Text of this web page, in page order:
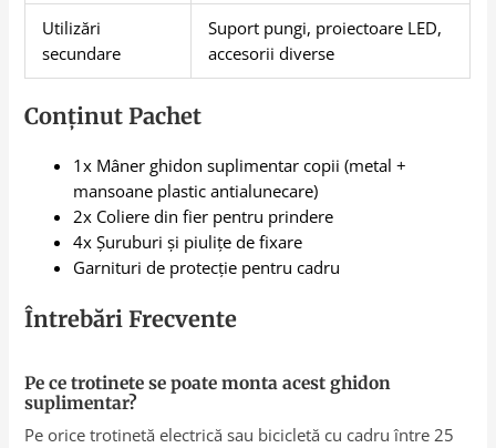
Utilizări
secundare
Suport pungi, proiectoare LED,
accesorii diverse
Conținut Pachet
1x Mâner ghidon suplimentar copii (metal +
mansoane plastic antialunecare)
2x Coliere din fier pentru prindere
4x Șuruburi și piulițe de fixare
Garnituri de protecție pentru cadru
Întrebări Frecvente
Pe ce trotinete se poate monta acest ghidon
suplimentar?
Pe orice trotinetă electrică sau bicicletă cu cadru între 25